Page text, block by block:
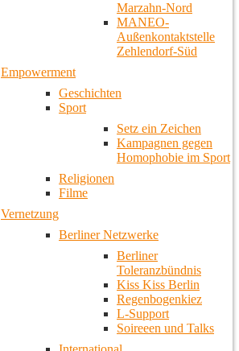
Marzahn-Nord
MANEO-
Außenkontaktstelle
Zehlendorf-Süd
Empowerment
Geschichten
Sport
Setz ein Zeichen
Kampagnen gegen
Homophobie im Sport
Religionen
Filme
Vernetzung
Berliner Netzwerke
Berliner
Toleranzbündnis
Kiss Kiss Berlin
Regenbogenkiez
L-Support
Soireeen und Talks